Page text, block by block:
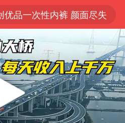
优品一次性内裤 颜面尽失
台风白海豚闭眼浙江上海处于危险半圆
宏福苑火灾或由烟头引起
宜宾市珙县发生3.4级地震
中国父女泰国骑摩托车坠崖1死1伤